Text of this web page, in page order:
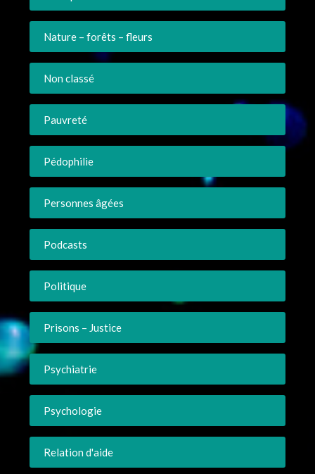
Nature – forêts – fleurs
Non classé
Pauvreté
Pédophilie
Personnes âgées
Podcasts
Politique
Prisons – Justice
Psychiatrie
Psychologie
Relation d'aide